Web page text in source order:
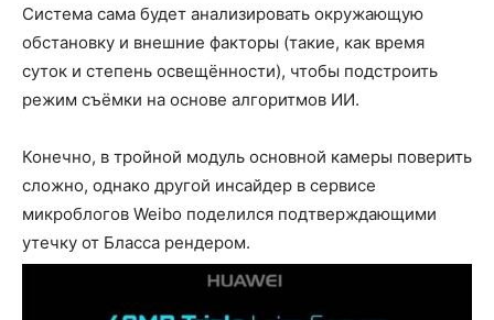
Система сама будет анализировать окружающую
обстановку и внешние факторы (такие, как время
суток и степень освещённости), чтобы подстроить
режим съёмки на основе алгоритмов ИИ.
Конечно, в тройной модуль основной камеры поверить
сложно, однако другой инсайдер в сервисе
микроблогов Weibo поделился подтверждающими
утечку от Бласса рендером.